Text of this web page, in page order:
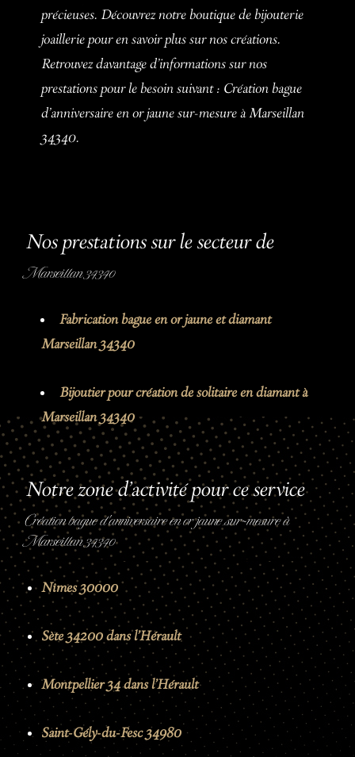
précieuses. Découvrez notre boutique de bijouterie
joaillerie pour en savoir plus sur nos créations.
Retrouvez davantage d'informations sur nos
prestations pour le besoin suivant : Création bague
d'anniversaire en or jaune sur-mesure à Marseillan
34340.
Nos prestations sur le secteur de
Marseillan 34340
Fabrication bague en or jaune et diamant
Marseillan 34340
Bijoutier pour création de solitaire en diamant à
Marseillan 34340
Notre zone d'activité pour ce service
Création bague d'anniversaire en or jaune sur-mesure à
Marseillan 34340
Nîmes 30000
Sète 34200 dans l'Hérault
Montpellier 34 dans l'Hérault
Saint-Gély-du-Fesc 34980